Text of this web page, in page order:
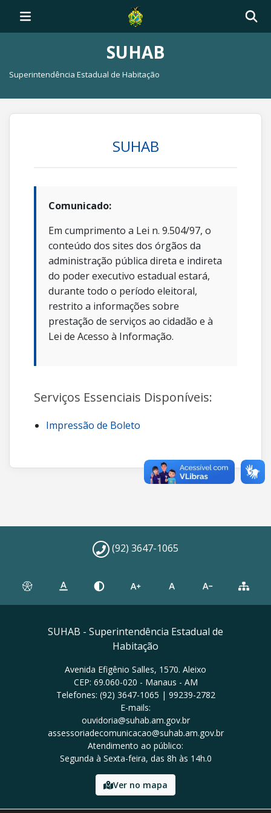
SUHAB
Superintendência Estadual de Habitação
SUHAB
Comunicado:
Em cumprimento a Lei n. 9.504/97, o
conteúdo dos sites dos órgãos da
administração pública direta e indireta
do poder executivo estadual estará,
durante todo o período eleitoral,
restrito a informações sobre
prestação de serviços ao cidadão e à
Lei de Acesso à Informação.
Serviços Essenciais Disponíveis:
Impressão de Boleto
(92) 3647-1065
SUHAB - Superintendência Estadual de
Habitação
Avenida Efigênio Salles, 1570. Aleixo
CEP: 69.060-020 - Manaus - AM
Telefones: (92) 3647-1065 | 99239-2782
E-mails:
ouvidoria@suhab.am.gov.br
assessoriadecomunicacao@suhab.am.gov.br
Atendimento ao público:
Segunda à Sexta-feira, das 8h às 14h.0
Ver no mapa